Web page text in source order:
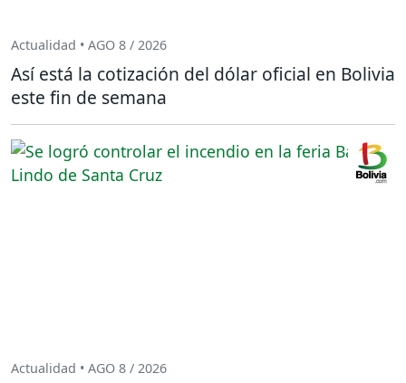
Actualidad • AGO 8 / 2026
Así está la cotización del dólar oficial en Bolivia
este fin de semana
Actualidad • AGO 8 / 2026